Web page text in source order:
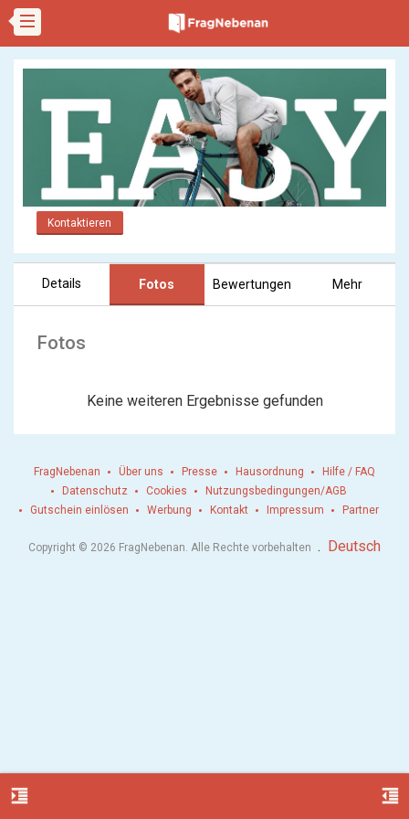
Kontaktieren
Details Fotos Bewertungen Mehr
Fotos
Keine weiteren Ergebnisse gefunden
format_indent_increase format_indent_decrease
FragNebenan Über uns Presse Hausordnung
Hilfe / FAQ
Datenschutz
Cookies
Nutzungsbedingungen/AGB
Gutschein einlösen
Werbung Kontakt Impressum Partner
Copyright © 2026 FragNebenan. Alle Rechte vorbehalten . Deutsch